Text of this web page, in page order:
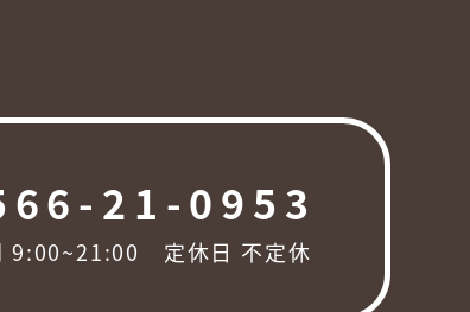
21-0953
9:00~21:00 定休日 不定休